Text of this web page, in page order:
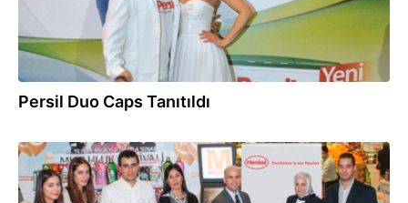
Persil Duo Caps Tanıtıldı
30.11.2012